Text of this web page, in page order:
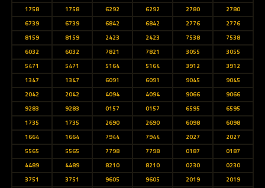
1758
1758 6292 6292 2780
2780
6739
6739 6842 6842 2776
2776
8159
8159 2423 2423 7538
7538
6032
6032 7821 7821 3055
3055
5471
5471 5164 5164 3912
3912
1347
1347 6091 6091 9045
9045
2042
2042 4094 4094 9066
9066
9283
9283 0157 0157 6595
6595
1735
1735 2690 2690 6098
6098
1664
1664 7944 7944 2027
2027
5565
5565 7798 7798 0187
0187
4489
4489 8210 8210 0230
0230
3751
3751 9605 9605 2019
2019